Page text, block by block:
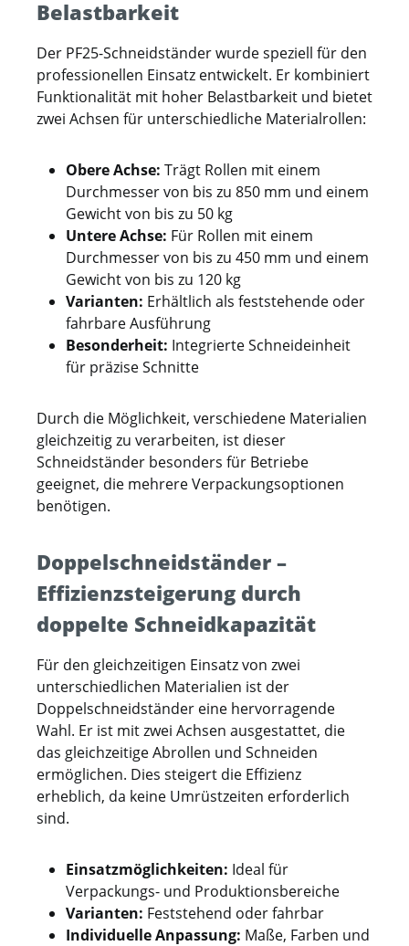
Belastbarkeit
Der PF25-Schneidständer wurde speziell für den
professionellen Einsatz entwickelt. Er kombiniert
Funktionalität mit hoher Belastbarkeit und bietet
zwei Achsen für unterschiedliche Materialrollen:
Obere Achse: Trägt Rollen mit einem
Durchmesser von bis zu 850 mm und einem
Gewicht von bis zu 50 kg
Untere Achse: Für Rollen mit einem
Durchmesser von bis zu 450 mm und einem
Gewicht von bis zu 120 kg
Varianten: Erhältlich als feststehende oder
fahrbare Ausführung
Besonderheit: Integrierte Schneideinheit
für präzise Schnitte
Durch die Möglichkeit, verschiedene Materialien
gleichzeitig zu verarbeiten, ist dieser
Schneidständer besonders für Betriebe
geeignet, die mehrere Verpackungsoptionen
benötigen.
Doppelschneidständer –
Effizienzsteigerung durch
doppelte Schneidkapazität
Für den gleichzeitigen Einsatz von zwei
unterschiedlichen Materialien ist der
Doppelschneidständer eine hervorragende
Wahl. Er ist mit zwei Achsen ausgestattet, die
das gleichzeitige Abrollen und Schneiden
ermöglichen. Dies steigert die Effizienz
erheblich, da keine Umrüstzeiten erforderlich
sind.
Einsatzmöglichkeiten: Ideal für
Verpackungs- und Produktionsbereiche
Varianten: Feststehend oder fahrbar
Individuelle Anpassung: Maße, Farben und